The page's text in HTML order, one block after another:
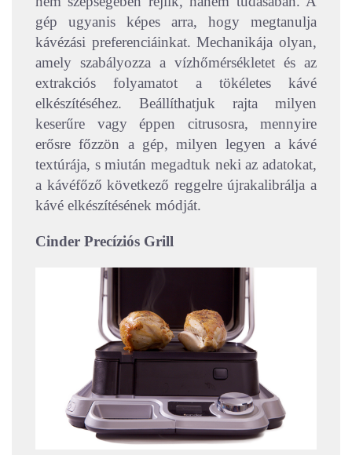
gép ugyanis képes arra, hogy megtanulja
kávézási preferenciáinkat. Mechanikája olyan,
amely szabályozza a vízhőmérsékletet és az
extrakciós folyamatot a tökéletes kávé
elkészítéséhez. Beállíthatjuk rajta milyen
keserűre vagy éppen citrusosra, mennyire
erősre főzzön a gép, milyen legyen a kávé
textúrája, s miután megadtuk neki az adatokat,
a kávéfőző következő reggelre újrakalibrálja a
kávé elkészítésének módját.
Cinder Precíziós Grill